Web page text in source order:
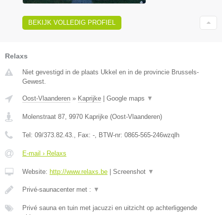
BEKIJK VOLLEDIG PROFIEL
Relaxs
Niet gevestigd in de plaats Ukkel en in de provincie Brussels-
Gewest.
Oost-Vlaanderen » Kaprijke | Google maps ▼
Molenstraat 87 9970 Kaprijke (Oost-Vlaanderen)
Tel: 09/373.82.43. , Fax: - , BTW-nr: 0865-565-246wzqlh
E-mail › Relaxs
Website: http://www.relaxs.be | Screenshot ▼
Privé-saunacenter met : ▼
Privé sauna en tuin met jacuzzi en uitzicht op achterliggende